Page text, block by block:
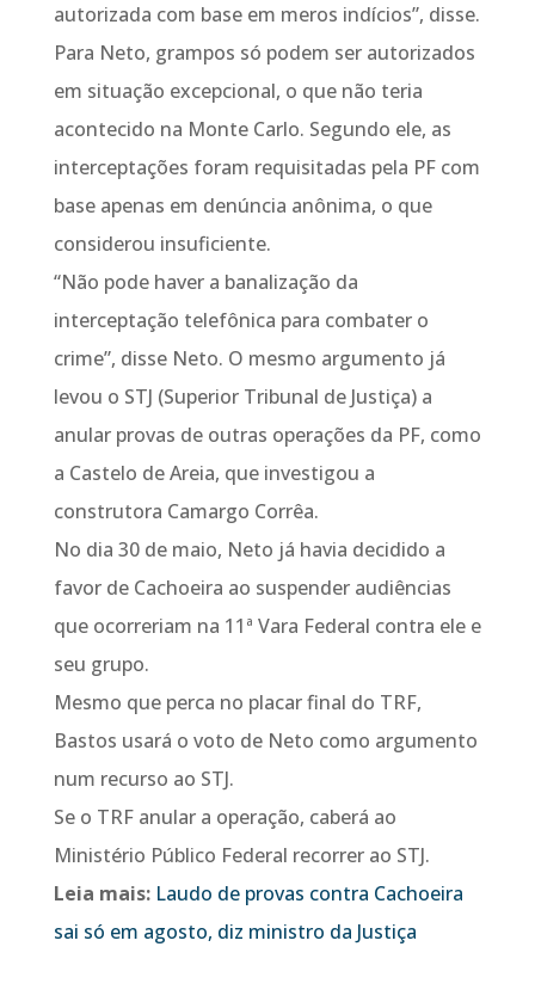
autorizada com base em meros indícios”, disse.
Para Neto, grampos só podem ser autorizados
em situação excepcional, o que não teria
acontecido na Monte Carlo. Segundo ele, as
interceptações foram requisitadas pela PF com
base apenas em denúncia anônima, o que
considerou insuficiente.
“Não pode haver a banalização da
interceptação telefônica para combater o
crime”, disse Neto. O mesmo argumento já
levou o STJ (Superior Tribunal de Justiça) a
anular provas de outras operações da PF, como
a Castelo de Areia, que investigou a
construtora Camargo Corrêa.
No dia 30 de maio, Neto já havia decidido a
favor de Cachoeira ao suspender audiências
que ocorreriam na 11ª Vara Federal contra ele e
seu grupo.
Mesmo que perca no placar final do TRF,
Bastos usará o voto de Neto como argumento
num recurso ao STJ.
Se o TRF anular a operação, caberá ao
Ministério Público Federal recorrer ao STJ.
Leia mais: Laudo de provas contra Cachoeira
sai só em agosto, diz ministro da Justiça